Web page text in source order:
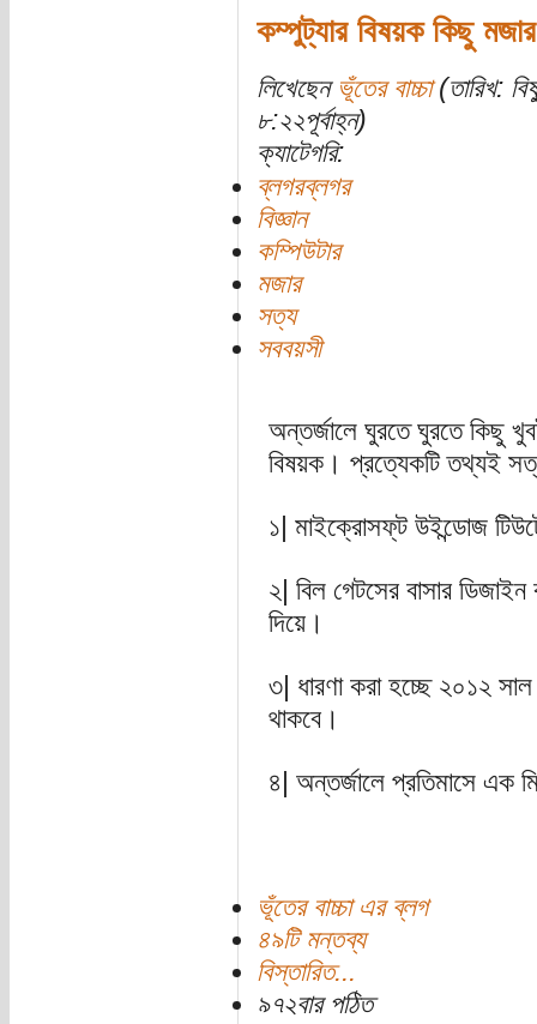
কম্পুট্যার বিষয়ক কিছু
লিখেছেন ভূঁতের বাচ্চা(তারিখ:
৮:২২পূর্বাহ্ন)
ক্যাটেগরি:
ব্লগরব্লগর
বিজ্ঞান
কম্পিউটার
মজার
সত্য
সববয়সী
অন্তর্জালে ঘুরতে ঘুরতে কিছু
বিষয়ক। প্রত্যেকটি তথ্যই
১| মাইক্রোসফ্‌ট উইন্ডোজ
২| বিল গেটসের বাসার
দিয়ে।
৩| ধারণা করা হচ্ছে ২০১২ সাল
থাকবে।
৪| অন্তর্জালে প্রতিমাসে এক
ভূঁতের বাচ্চা এর ব্লগ
৪৯টি মন্তব্য
বিস্তারিত...
৯৭২বার পঠিত